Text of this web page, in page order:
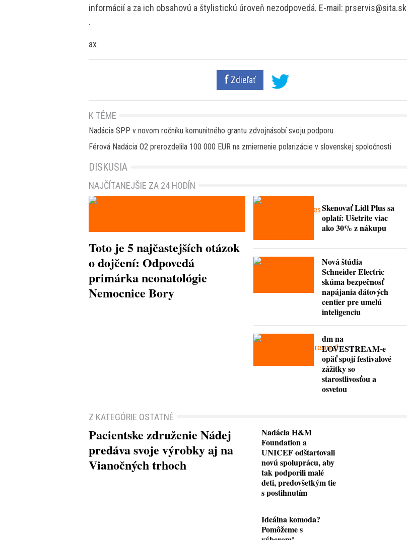
informácií a za ich obsahovú a štylistickú úroveň nezodpovedá. E-mail: prservis@sita.sk
.
ax
Zdieľať
K TÉME
Nadácia SPP v novom ročníku komunitného grantu zdvojnásobí svoju podporu
Férová Nadácia O2 prerozdelila 100 000 EUR na zmiernenie polarizácie v slovenskej spoločnosti
DISKUSIA
NAJČÍTANEJŠIE ZA 24 HODÍN
Toto je 5 najčastejších otázok
o dojčení: Odpovedá
primárka neonatológie
Nemocnice Bory
Skenovať Lidl Plus sa
oplatí: Ušetrite viac
ako 30% z nákupu
Nová štúdia
Schneider Electric
skúma bezpečnosť
napájania dátových
centier pre umelú
inteligenciu
dm na
LOVESTREAM-e
opäť spojí festivalové
zážitky so
starostlivosťou a
osvetou
Z KATEGÓRIE OSTATNÉ
Pacientske združenie Nádej
predáva svoje výrobky aj na
Vianočných trhoch
Nadácia H&M
Foundation a
UNICEF odštartovali
novú spoluprácu, aby
tak podporili malé
deti, predovšetkým tie
s postihnutím
Ideálna komoda?
Pomôžeme s